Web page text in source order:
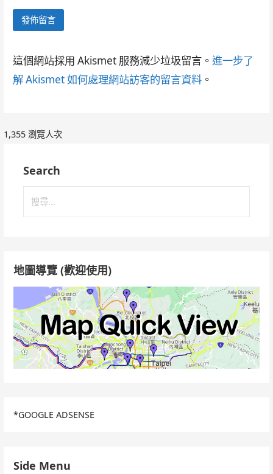
這個網站採用 Akismet 服務減少垃圾留言。 進一步了
解 Akismet 如何處理網站訪客的留言資料。
1,355 瀏覽人次
Search
地圖導覽 (歡迎使用)
*GOOGLE ADSENSE
Side Menu